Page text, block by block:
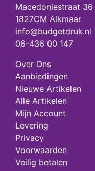
Macedoniestraat 36
1827CM Alkmaar
info@budgetdruk.nl
06-436 00 147
Over Ons
Aanbiedingen
Nieuwe Artikelen
Alle Artikelen
Mijn Account
Levering
Privacy
Voorwaarden
Veilig betalen